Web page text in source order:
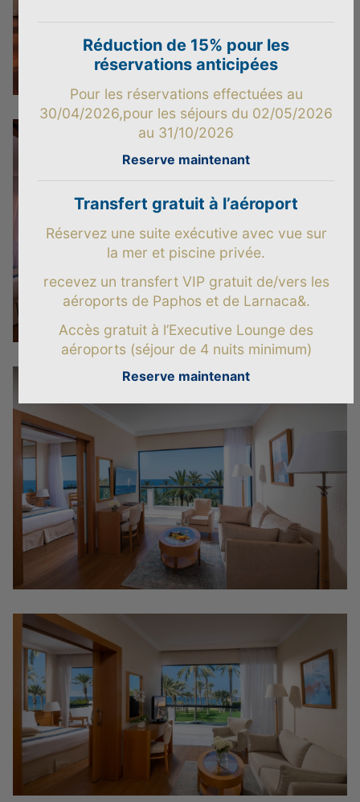
IDEAL POUR
Réduction de 15% pour les
réservations anticipées
Pour les réservations effectuées au
30/04/2026,pour les séjours du 02/05/2026
au 31/10/2026
Reserve maintenant
Transfert gratuit à l’aéroport
Réservez une suite exécutive avec vue sur
la mer et piscine privée.
recevez un transfert VIP gratuit de/vers les
aéroports de Paphos et de Larnaca&.
Accès gratuit à l’Executive Lounge des
aéroports (séjour de 4 nuits minimum)
Reserve maintenant